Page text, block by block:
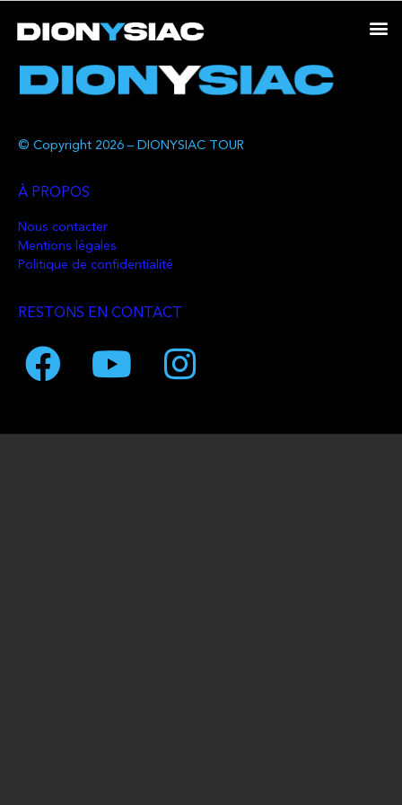
© Copyright 2026 – DIONYSIAC TOUR
À PROPOS
Nous contacter
Mentions légales
Politique de confidentialité
RESTONS EN CONTACT